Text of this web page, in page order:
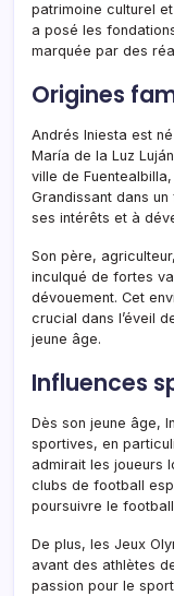
patrimoine culturel
a posé les
marquée par des
Origines
Andrés Iniesta est
María de la Luz
ville de
Grandissant dans
ses intérêts et à
Son père,
inculqué de fortes
dévouement. Cet
crucial dans l’éveil
jeune âge.
Influences
Dès son jeune âge,
sportives, en
admirait les joueurs
clubs de football
poursuivre le
De plus, les Jeux
avant des athlètes
passion pour le